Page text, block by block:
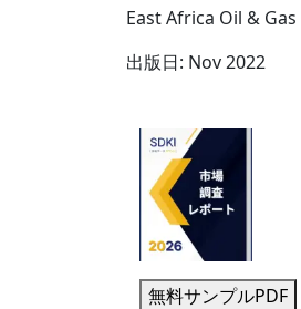
East Africa Oil &
出版日: Nov 2022
無料サンプルPDF